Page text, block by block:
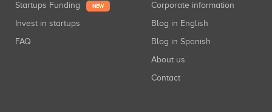
Startups Funding NEW
Invest in startups
FAQ
Corporate information
Blog in English
Blog in Spanish
About us
Contact